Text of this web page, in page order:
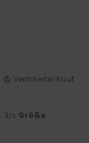
Verifizierter Kauf
: 3/5 Größe: